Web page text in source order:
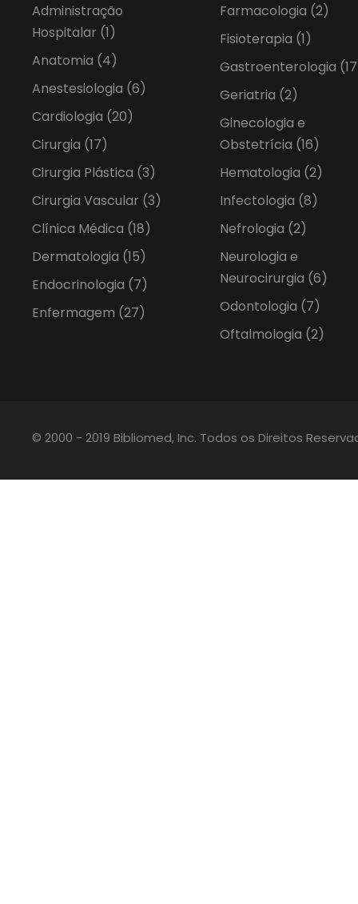
Administração
Hospitalar (1)
Anatomia (4)
Anestesiologia (6)
Cardiologia (20)
Cirurgia (17)
Cirurgia Plástica (3)
Cirurgia Vascular (3)
Clínica Médica (18)
Dermatologia (15)
Endocrinologia (7)
Enfermagem (27)
Farmacologia (2)
Fisioterapia (1)
Gastroenterologia
Geriatria (2)
Ginecologia e
Obstetrícia (16)
Hematologia (2)
Infectologia (8)
Nefrologia (2)
Neurologia e
Neurocirurgia (6)
Odontologia (7)
Oftalmologia (2)
© 2000 - 2019 Bibliomed, Inc. Todos os Direitos